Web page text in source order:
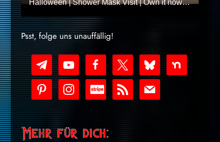
Halloween | Shower Mask Visit | Own it now on 4K, Blu-ray, DVD & Digital
Psst, folge uns unauffällig!
telegramyoutube-
play
facebook bluesky nextdoor
pinterestinstagramcc-
stripe
rss mail
Mehr für dich: